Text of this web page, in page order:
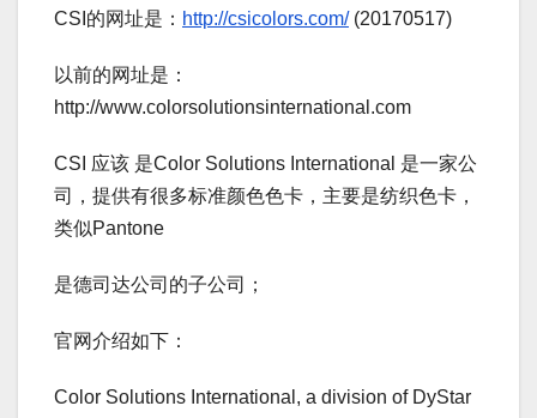
CSI的网址是： http://csicolors.com/(20170517)
以前的网址是：
http://www.colorsolutionsinternational.com
CSI 应该 是Color Solutions International 是一家公
司，提供有很多标准颜色色卡，主要是纺织色卡，
类似Pantone
是德司达公司的子公司；
官网介绍如下：
Color Solutions International, a division of DyStar